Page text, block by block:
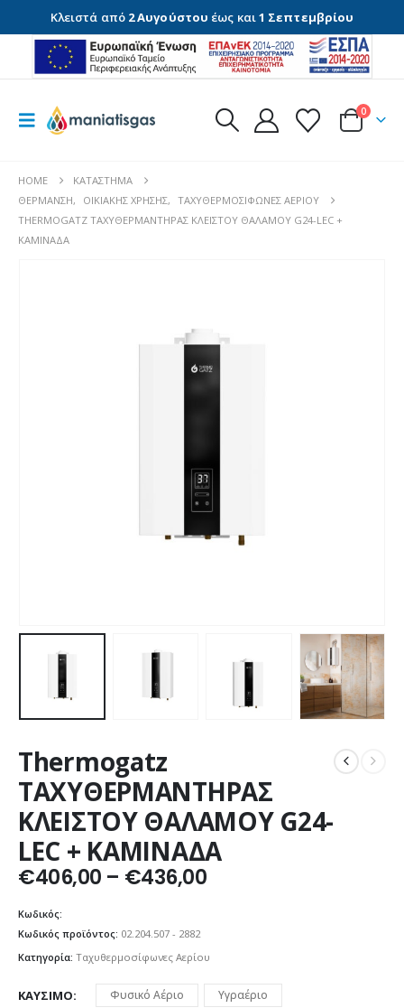
Κλειστά από 2 Αυγούστου έως και1 Σεπτεμβρίου
0
HOME
ΚΑΤΆΣΤΗΜΑ
ΘΈΡΜΑΝΣΗ, ΟΙΚΙΑΚΉΣ ΧΡΉΣΗΣ, ΤΑΧΥΘΕΡΜΟΣΊΦΩΝΕΣ ΑΕΡΊΟΥ
THERMOGATZ ΤΑΧΥΘΕΡΜΑΝΤΗΡΑΣ ΚΛΕΙΣΤΟΥ ΘΑΛΑΜΟΥ G24-LEC +
ΚΑΜΙΝΑΔΑ
Thermogatz
ΤΑΧΥΘΕΡΜΑΝΤΗΡΑΣ
ΚΛΕΙΣΤΟΥ ΘΑΛΑΜΟΥ G24-
LEC + ΚΑΜΙΝΑΔΑ
€406,00 – €436,00Price
€436,00
Κωδικός:
Κωδικός προϊόντος: 02.204.507 - 2882
Κατηγορία: Ταχυθερμοσίφωνες Αερίου
ΚΑΎΣΙΜΟ Φυσικό Αέριο Υγραέριο